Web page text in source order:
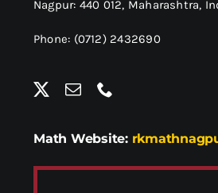
Nagpur: 440 012, Maharashtra,
Phone: (0712) 2432690
Math Website: